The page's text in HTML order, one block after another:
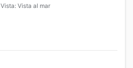
Vista: Vista al mar